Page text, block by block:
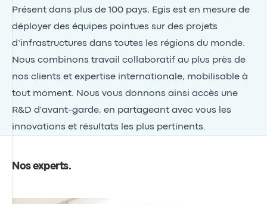
Présent dans plus de 100 pays, Egis est en mesure de
déployer des équipes pointues sur des projets
d’infrastructures dans toutes les régions du monde.
Nous combinons travail collaboratif au plus près de
nos clients et expertise internationale, mobilisable à
tout moment. Nous vous donnons ainsi accès une
R&D d'avant-garde, en partageant avec vous les
innovations et résultats les plus pertinents.
Nos experts.